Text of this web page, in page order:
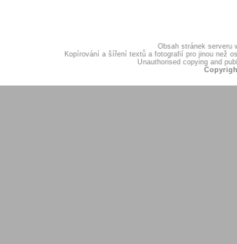
Obsah stránek serveru
Kopírování a šíření textů a fotografií pro jinou než
Unauthorised copying and